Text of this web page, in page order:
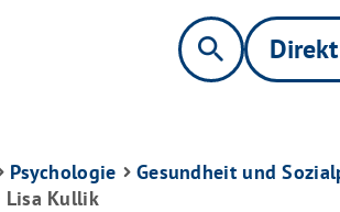
search
Psychologie
Gesundheit und
Lisa Kullik